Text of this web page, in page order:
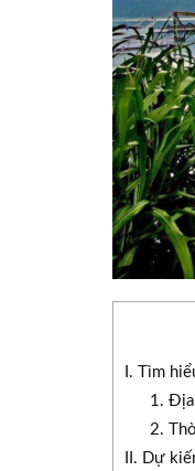
I. Tìm
1.
2.
II. Dự